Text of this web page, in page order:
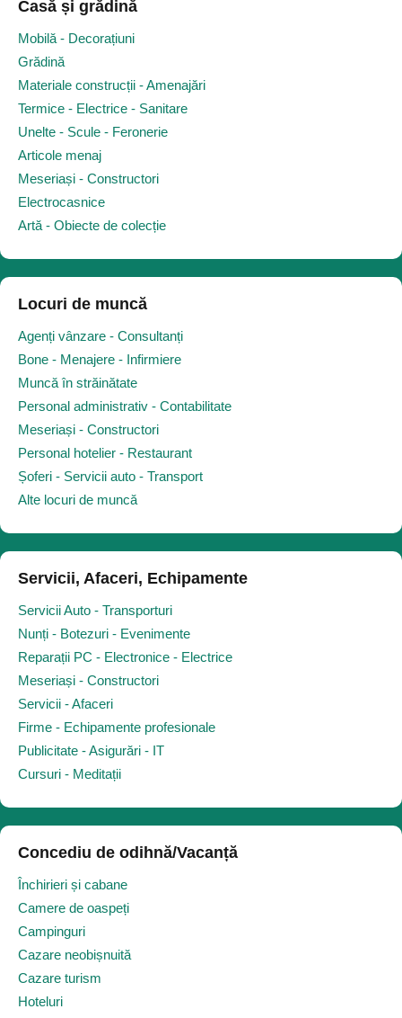
Casă și grădină
Mobilă - Decorațiuni
Grădină
Materiale construcții - Amenajări
Termice - Electrice - Sanitare
Unelte - Scule - Feronerie
Articole menaj
Meseriași - Constructori
Electrocasnice
Artă - Obiecte de colecție
Locuri de muncă
Agenți vânzare - Consultanți
Bone - Menajere - Infirmiere
Muncă în străinătate
Personal administrativ - Contabilitate
Meseriași - Constructori
Personal hotelier - Restaurant
Șoferi - Servicii auto - Transport
Alte locuri de muncă
Servicii, Afaceri, Echipamente
Servicii Auto - Transporturi
Nunți - Botezuri - Evenimente
Reparații PC - Electronice - Electrice
Meseriași - Constructori
Servicii - Afaceri
Firme - Echipamente profesionale
Publicitate - Asigurări - IT
Cursuri - Meditații
Concediu de odihnă/Vacanță
Închirieri și cabane
Camere de oaspeți
Campinguri
Cazare neobișnuită
Cazare turism
Hoteluri